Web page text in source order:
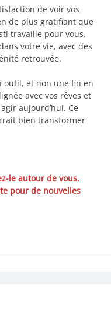
de voir vos
de plus gratifiant que
travaille pour vous.
votre vie, avec des
retrouvée.
outil, et non une fin en
avec vos rêves et
aujourd’hui. Ce
bien transformer
le autour de vous.
pour de nouvelles